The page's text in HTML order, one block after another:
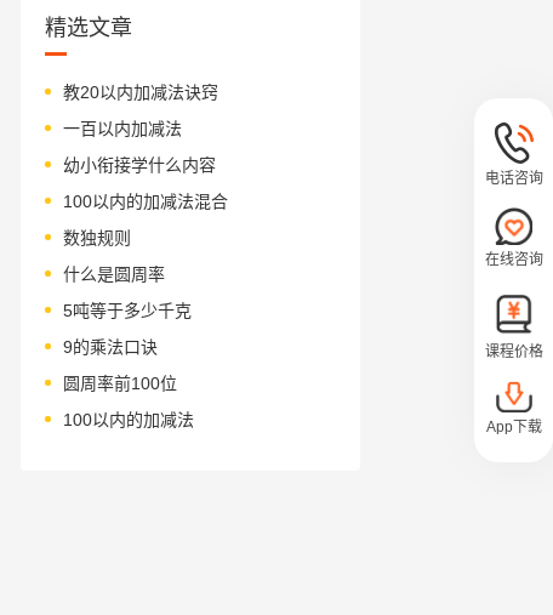
精选文章
教20以内加减法诀窍
一百以内加减法
幼小衔接学什么内容
100以内的加减法混合
数独规则
什么是圆周率
5吨等于多少千克
9的乘法口诀
圆周率前100位
100以内的加减法
电话咨询
在线咨询
课程价格
App下载